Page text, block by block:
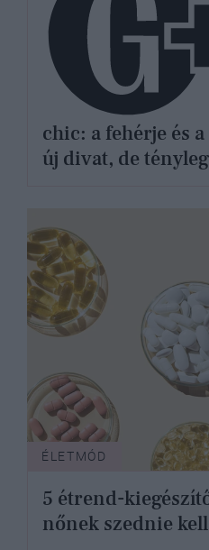
chic: a fehérje és
új divat, de
ÉLETMÓD
5 étrend-
nőnek szednie